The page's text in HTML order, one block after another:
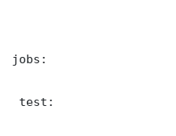
jobs:
test: